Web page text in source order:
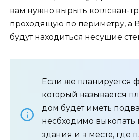
вам нужно вырыть котлован-
проходящую по периметру, а В
будут находиться несущие
Если же планируется
который называется
дом будет иметь
необходимо выкопать
здания и в месте, где